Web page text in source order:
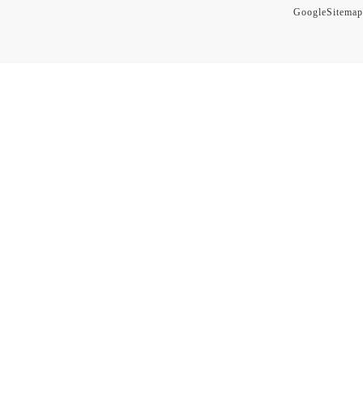
GoogleSitemap